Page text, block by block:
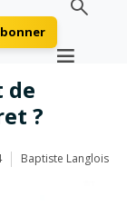
de
?
Baptiste Langlois